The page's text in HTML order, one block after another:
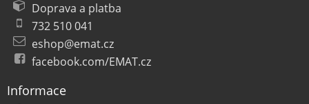
Doprava a platba
732 510 041
eshop@emat.cz
facebook.com/EMAT.cz
Informace